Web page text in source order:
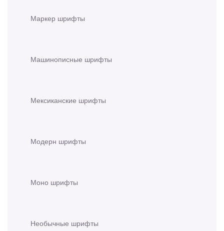
Маркер шрифты
Машинописные шрифты
Мексиканские шрифты
Модерн шрифты
Моно шрифты
Необычные шрифты